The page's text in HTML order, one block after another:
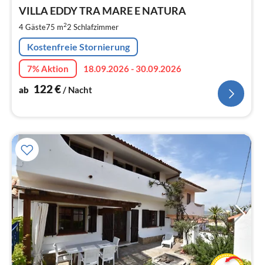
VILLA EDDY TRA MARE E NATURA
4 Gäste75 m22 Schlafzimmer
Kostenfreie Stornierung
7% Aktion
18.09.2026 - 30.09.2026
ab 122€/ Nacht